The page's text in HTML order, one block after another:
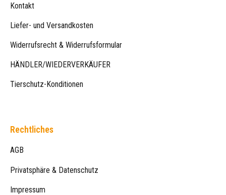
Kontakt
Liefer- und Versandkosten
Widerrufsrecht & Widerrufsformular
HÄNDLER/WIEDERVERKÄUFER
Tierschutz-Konditionen
Rechtliches
AGB
Privatsphäre & Datenschutz
Impressum